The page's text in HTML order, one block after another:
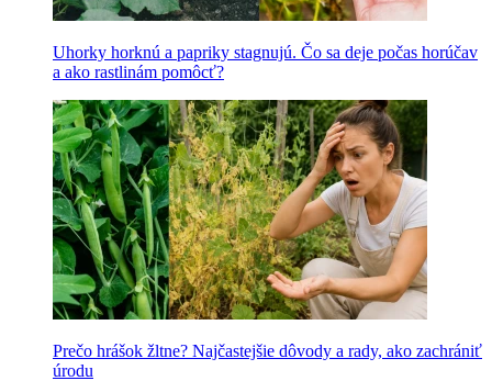
Uhorky horknú a papriky stagnujú. Čo sa deje počas horúčav
a ako rastlinám pomôcť?
Prečo hrášok žltne? Najčastejšie dôvody a rady, ako zachrániť
úrodu